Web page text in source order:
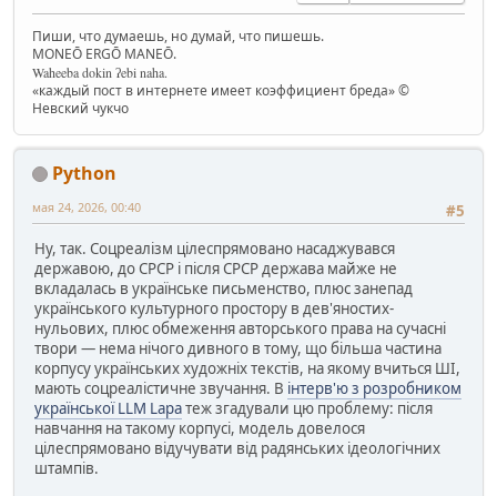
Пиши, что думаешь, но думай, что пишешь.
MONEŌ ERGŌ MANEŌ.
Waheeba dokin ʔebi naha.
«каждый пост в интернете имеет коэффициент бреда» ©
Невский чукчо
Python
#5
мая 24, 2026, 00:40
Ну, так. Соцреалізм цілеспрямовано насаджувався
державою, до СРСР і після СРСР держава майже не
вкладалась в українське письменство, плюс занепад
українського культурного простору в дев'яностих-
нульових, плюс обмеження авторського права на сучасні
твори — нема нічого дивного в тому, що більша частина
корпусу українських художніх текстів, на якому вчиться ШІ,
мають соцреалістичне звучання. В інтерв'ю з розробником
української LLM Lapaтеж згадували цю проблему: після
навчання на такому корпусі, модель довелося
цілеспрямовано відучувати від радянських ідеологічних
штампів.